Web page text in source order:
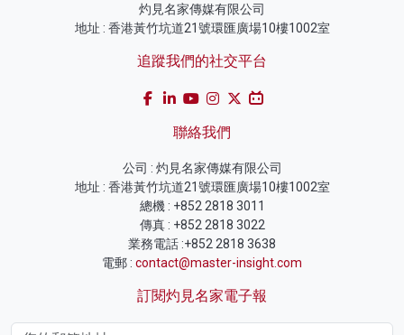
灼見名家傳媒有限公司
地址 : 香港黃竹坑道21號環匯廣場10樓1002室
追蹤我們的社交平台
聯絡我們
公司 : 灼見名家傳媒有限公司
地址 : 香港黃竹坑道21號環匯廣場10樓1002室
總機 : +852 2818 3011
傳真 : +852 2818 3022
業務電話 :+852 2818 3638
電郵 : contact@master-insight.com
訂閱灼見名家電子報